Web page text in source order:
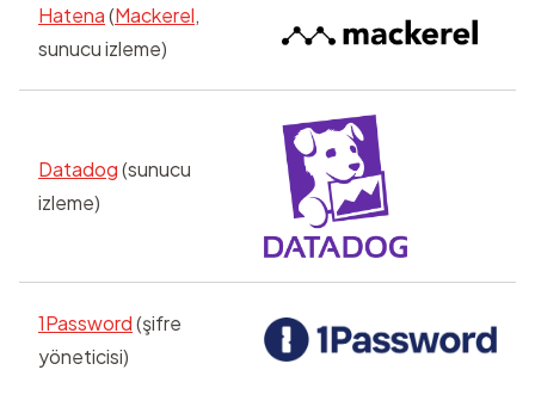
Hatena(Mackerel,
sunucu izleme)
Datadog(sunucu
izleme)
1Password(şifre
yöneticisi)